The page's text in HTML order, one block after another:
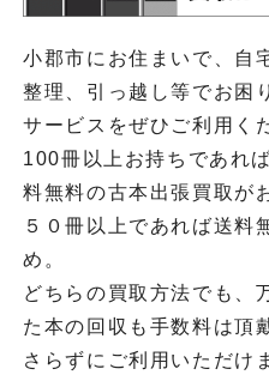
小郡市にお住まいで、自
整理、引っ越し等でお困
サービスをぜひご利用く
100冊以上お持ちであれ
料無料の古本出張買取が
５０冊以上であれば送料
め。
どちらの買取方法でも、
た本の回収も手数料は頂
さらずにご利用いただけ